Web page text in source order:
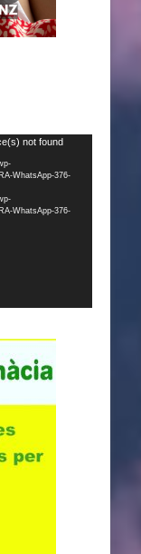
not found
WhatsApp-376-
WhatsApp-376-